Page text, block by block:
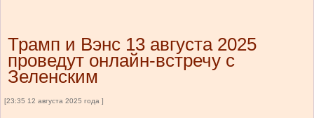
Трамп и Вэнс 13 августа 2025
проведут онлайн-встречу с
Зеленским
[23:35 12 августа 2025 года ]